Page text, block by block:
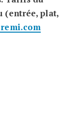
(entrée, plat,